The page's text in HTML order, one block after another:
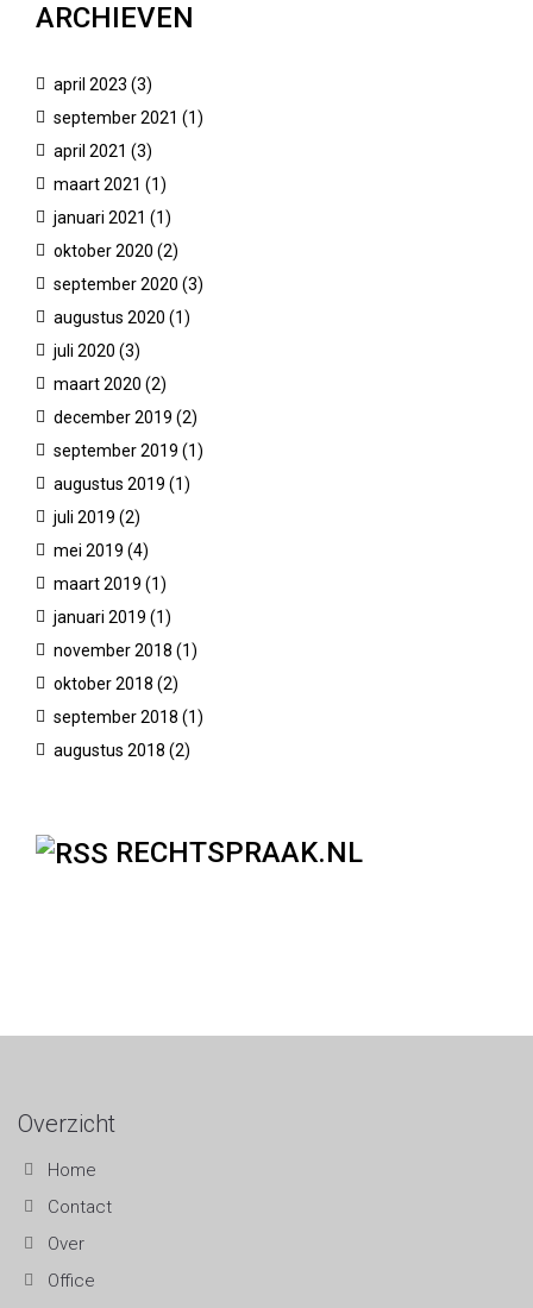
ARCHIEVEN
april 2023 (3)
september 2021 (1)
april 2021 (3)
maart 2021 (1)
januari 2021 (1)
oktober 2020 (2)
september 2020 (3)
augustus 2020 (1)
juli 2020 (3)
maart 2020 (2)
december 2019 (2)
september 2019 (1)
augustus 2019 (1)
juli 2019 (2)
mei 2019 (4)
maart 2019 (1)
januari 2019 (1)
november 2018 (1)
oktober 2018 (2)
september 2018 (1)
augustus 2018 (2)
RECHTSPRAAK.NL
Overzicht
Home
Contact
Over
Office